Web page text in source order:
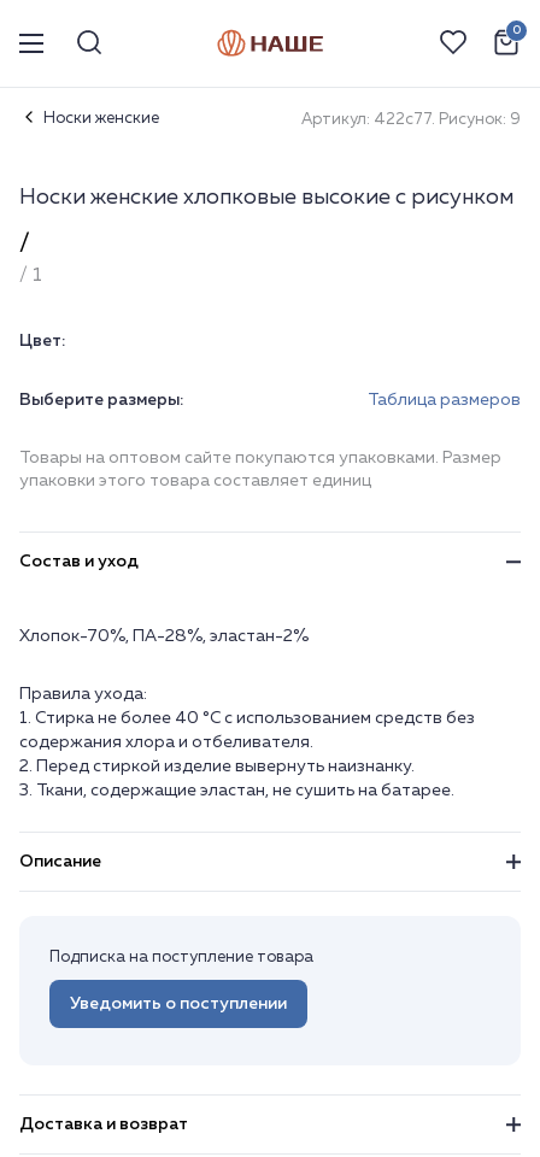
0
Носки женские Артикул: 422с77. Рисунок: 9
Носки женские хлопковые высокие с рисунком
/
/ 1
Цвет:
Выберите размеры: Таблица размеров
Товары на оптовом сайте покупаются упаковками. Размер
упаковки этого товара составляет единиц
Состав и уход
Хлопок-70%, ПА-28%, эластан-2%
Правила ухода:
1. Стирка не более 40 °C с использованием средств без
содержания хлора и отбеливателя.
2. Перед стиркой изделие вывернуть наизнанку.
3. Ткани, содержащие эластан, не сушить на батарее.
Описание
Подписка на поступление товара
Уведомить о поступлении
Доставка и возврат